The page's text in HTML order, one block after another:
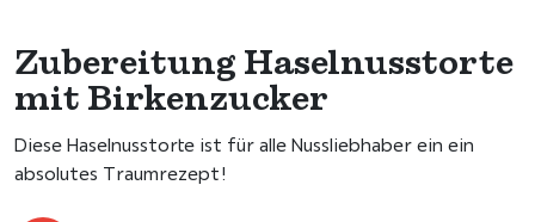
Zubereitung Haselnusstorte
mit Birkenzucker
Diese Haselnusstorte ist für alle Nussliebhaber ein ein
absolutes Traumrezept!